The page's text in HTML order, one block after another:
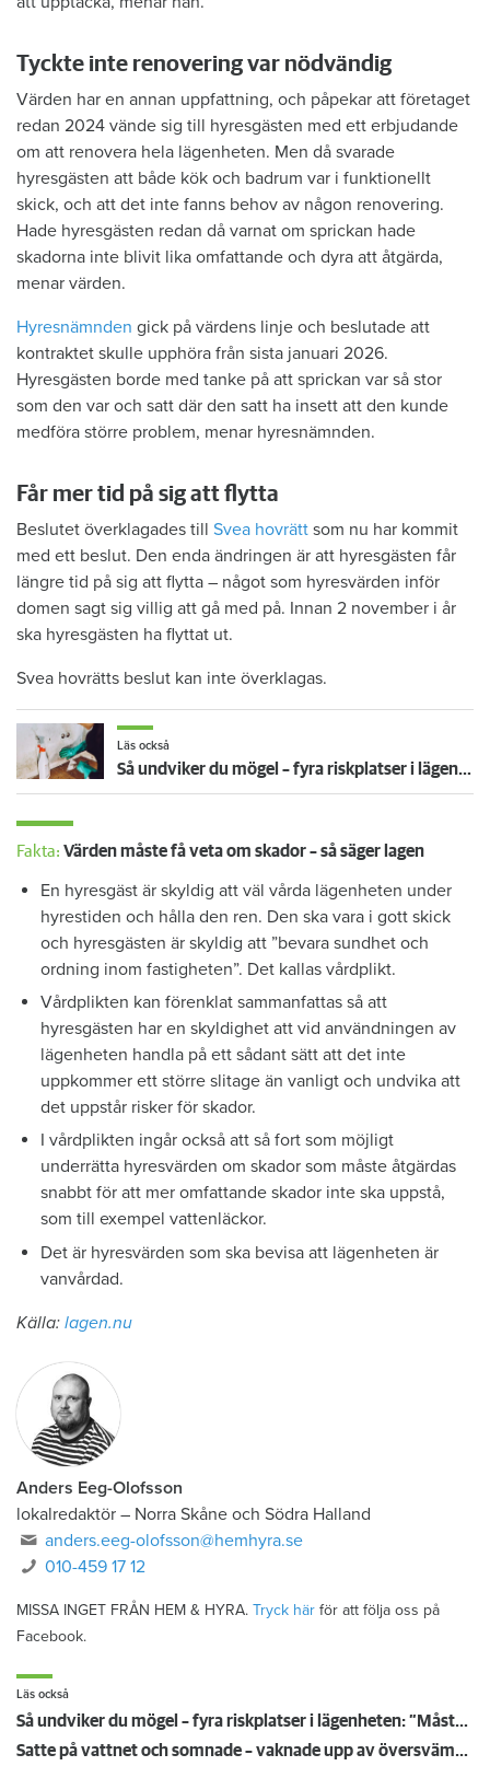
Tyckte inte renovering var nödvändig
Värden har en annan uppfattning, och påpekar att företaget
redan 2024 vände sig till hyresgästen med ett erbjudande
om att renovera hela lägenheten. Men då svarade
hyresgästen att både kök och badrum var i funktionellt
skick, och att det inte fanns behov av någon renovering.
Hade hyresgästen redan då varnat om sprickan hade
skadorna inte blivit lika omfattande och dyra att åtgärda,
menar värden.
Hyresnämnden gick på värdens linje och beslutade att
kontraktet skulle upphöra från sista januari 2026.
Hyresgästen borde med tanke på att sprickan var så stor
som den var och satt där den satt ha insett att den kunde
medföra större problem, menar hyresnämnden.
Får mer tid på sig att flytta
Beslutet överklagades till Svea hovrätt som nu har kommit
med ett beslut. Den enda ändringen är att hyresgästen får
längre tid på sig att flytta – något som hyresvärden inför
domen sagt sig villig att gå med på. Innan 2 november i år
ska hyresgästen ha flyttat ut.
Svea hovrätts beslut kan inte överklagas.
Läs också
Så undviker du mögel – fyra riskplatser i lägenheten: ”Måste städa bort”
Fakta: Värden måste få veta om skador – så säger lagen
En hyresgäst är skyldig att väl vårda lägenheten under
hyrestiden och hålla den ren. Den ska vara i gott skick
och hyresgästen är skyldig att ”bevara sundhet och
ordning inom fastigheten”. Det kallas vårdplikt.
Vårdplikten kan förenklat sammanfattas så att
hyresgästen har en skyldighet att vid användningen av
lägenheten handla på ett sådant sätt att det inte
uppkommer ett större slitage än vanligt och undvika att
det uppstår risker för skador.
I vårdplikten ingår också att så fort som möjligt
underrätta hyresvärden om skador som måste åtgärdas
snabbt för att mer omfattande skador inte ska uppstå,
som till exempel vattenläckor.
Det är hyresvärden som ska bevisa att lägenheten är
vanvårdad.
Källa: lagen.nu
Anders Eeg-Olofsson
lokalredaktör – Norra Skåne och Södra Halland
anders.eeg-olofsson@hemhyra.se
010-459 17 12
MISSA INGET FRÅN HEM & HYRA.
Läs också